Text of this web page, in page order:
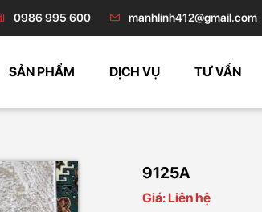
0986 995 600 manhlinh412@gmail.com
SẢN PHẨM DỊCH VỤ TƯ VẤN
9125A
Giá: Liên hệ